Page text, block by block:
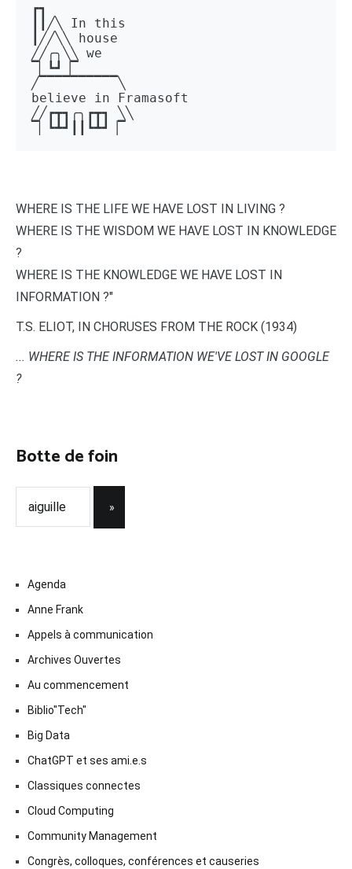
┏┓
┃┃╱╲ In this
┃╱╱╲╲ house
╱╱╭╮╲╲ we
▔▏┗┛▕▔
╱▔▔▔▔▔▔▔▔▔▔╲
believe in Framasoft
╱╱┏┳┓╭╮┏┳┓ ╲╲
▔▏┗┻┛┃┃┗┻┛▕▔
WHERE IS THE LIFE WE HAVE LOST IN LIVING ?
WHERE IS THE WISDOM WE HAVE LOST IN KNOWLEDGE
?
WHERE IS THE KNOWLEDGE WE HAVE LOST IN
INFORMATION ?"
T.S. ELIOT, IN CHORUSES FROM THE ROCK (1934)
... WHERE IS THE INFORMATION WE'VE LOST IN GOOGLE
?
Botte de foin
Agenda
Anne Frank
Appels à communication
Archives Ouvertes
Au commencement
Biblio"Tech"
Big Data
ChatGPT et ses ami.e.s
Classiques connectes
Cloud Computing
Community Management
Congrès, colloques, conférences et causeries